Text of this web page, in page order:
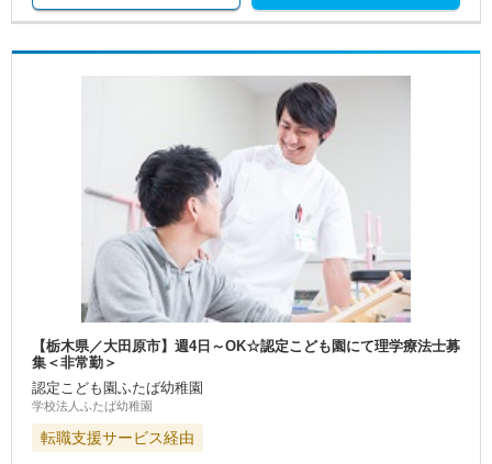
【栃木県／大田原市】週4日～OK☆認定こども園にて理学療法士募
集＜非常勤＞
認定こども園ふたば幼稚園
学校法人ふたば幼稚園
転職支援サービス経由